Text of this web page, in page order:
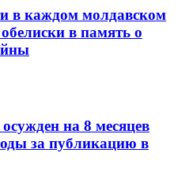
в каждом молдавском
обелиски в память о
на 8 месяцев
за публикацию в